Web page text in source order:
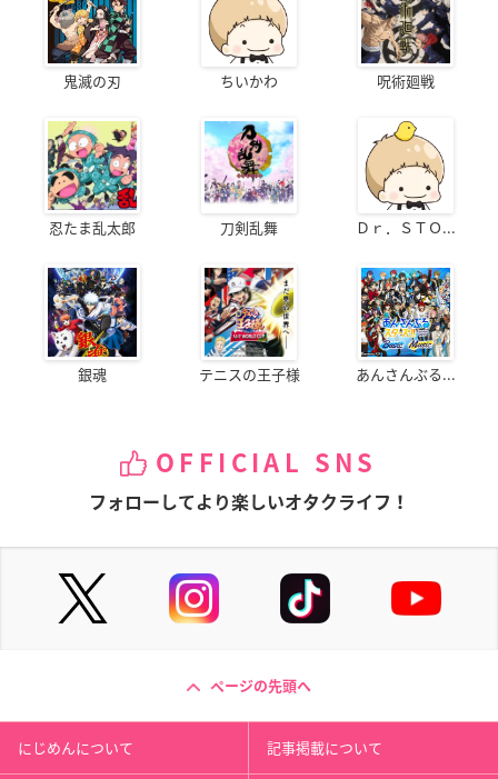
鬼滅の刃 ちいかわ 呪術廻戦
忍たま乱太郎 刀剣乱舞 Ｄｒ．ＳＴＯ...
銀魂 テニスの王子様 あんさんぶる...
OFFICIAL SNS
フォローしてより楽しいオタクライフ！
ページの先頭へ
にじめんについて 記事掲載について